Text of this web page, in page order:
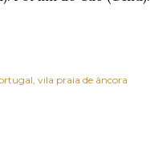
vila praia de âncora